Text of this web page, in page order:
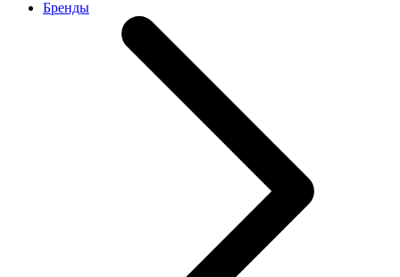
Бренды